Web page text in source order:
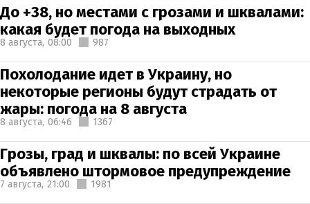
До +38, но местами с грозами и шквалами:
какая будет погода на выходных
8 августа, 08:00 987
Похолодание идет в Украину, но
некоторые регионы будут страдать от
жары: погода на 8 августа
8 августа, 06:46 1367
Грозы, град и шквалы: по всей Украине
объявлено штормовое предупреждение
7 августа, 21:00 1981